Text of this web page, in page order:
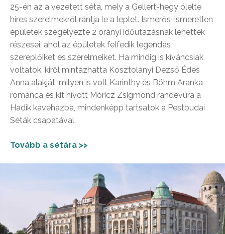
25-én az a vezetett séta, mely a Gellért-hegy ölelte
híres szerelmekről rántja le a leplet. Ismerős-ismeretlen
épületek szegélyezte 2 órányi időutazásnak lehettek
részesei, ahol az épületek felfedik legendás
szereplőiket és szerelmeiket. Ha mindig is kíváncsiak
voltatok, kiről mintázhatta Kosztolányi Dezső Édes
Anna alakját, milyen is volt Karinthy és Böhm Aranka
románca és kit hívott Móricz Zsigmond randevúra a
Hadik kávéházba, mindenképp tartsatok a Pestbudai
Séták csapatával.
Tovább a sétára >>